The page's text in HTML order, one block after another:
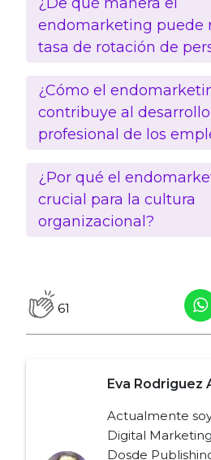
endomarketing puede
tasa de rotación de
¿Cómo el
contribuye al desarrollo
profesional de los
¿Por qué el
crucial para la cultura
organizacional?
61
Eva Rodriguez
Actualmente
Digital
Dosde